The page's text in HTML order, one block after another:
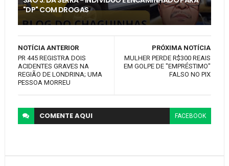
"DP" COM DROGAS
PRÓXIMA NOTÍCIA
MULHER PERDE R$300 REAIS
EM GOLPE DE "EMPRÉSTIMO"
FALSO NO PIX
NOTÍCIA ANTERIOR
PR 445 REGISTRA DOIS
ACIDENTES GRAVES NA
REGIÃO DE LONDRINA; UMA
PESSOA MORREU
COMENTEAQUI FACEBOOK